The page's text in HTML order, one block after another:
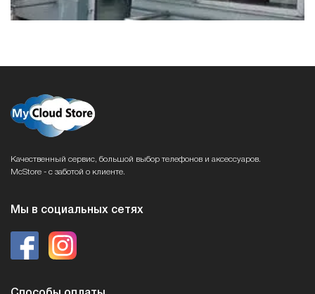
Качественный сервис, большой выбор телефонов и аксессуаров.
McStore - с заботой о клиенте.
Мы в социальных сетях